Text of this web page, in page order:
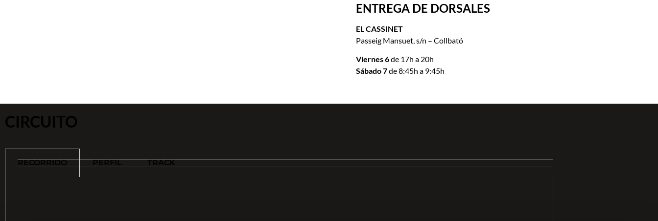
ENTREGA DE DORSALES
EL CASSINET
Passeig Mansuet, s/n – Collbató
Viernes 6de 17h a 20h
Sábado 7de 8:45h a 9:45h
CIRCUITO
RECORRIDO PERFIL TRACK